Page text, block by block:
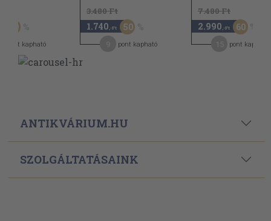
50
pont kapható
3.480 Ft
1.740 ,-Ft 50
pont kapható
7.480 Ft
2.990 ,-Ft 60
pont kapható
ANTIKVÁRIUM.HU
SZOLGÁLTATÁSAINK